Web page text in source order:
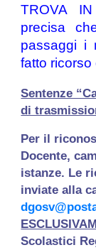
TROVA
precisa
passaggi i
fatto ricorso
Sentenze
di
Per il
Docente,
istanze. Le
inviate alla
Scolastici